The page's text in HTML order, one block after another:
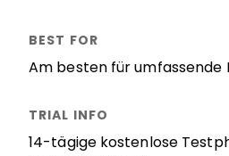
Am besten für
14-tägige kostenlose